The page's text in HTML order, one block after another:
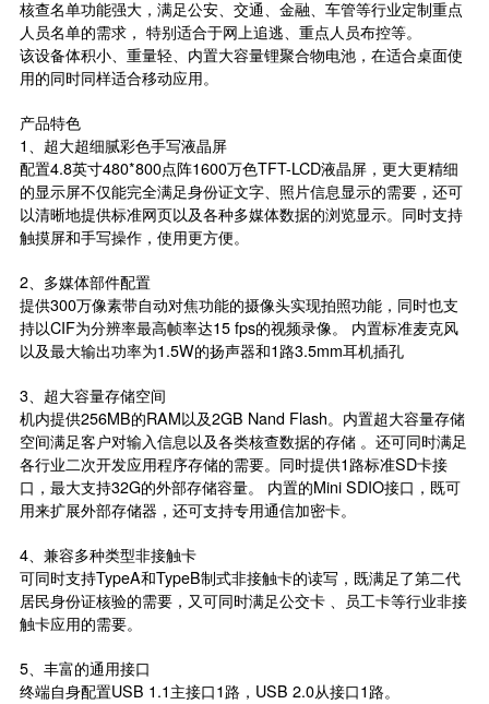
核查名单功能强大，满足公安、交通、金融、车管等行业定制重点
人员名单的需求， 特别适合于网上追逃、重点人员布控等。
该设备体积小、重量轻、内置大容量锂聚合物电池，在适合桌面使
用的同时同样适合移动应用。
产品特色
1、超大超细腻彩色手写液晶屏
配置4.8英寸480*800点阵1600万色TFT-LCD液晶屏，更大更精细
的显示屏不仅能完全满足身份证文字、照片信息显示的需要，还可
以清晰地提供标准网页以及各种多媒体数据的浏览显示。同时支持
触摸屏和手写操作，使用更方便。
2、多媒体部件配置
提供300万像素带自动对焦功能的摄像头实现拍照功能，同时也支
持以CIF为分辨率最高帧率达15 fps的视频录像。 内置标准麦克风
以及最大输出功率为1.5W的扬声器和1路3.5mm耳机插孔
3、超大容量存储空间
机内提供256MB的RAM以及2GB Nand Flash。内置超大容量存储
空间满足客户对输入信息以及各类核查数据的存储 。还可同时满足
各行业二次开发应用程序存储的需要。同时提供1路标准SD卡接
口，最大支持32G的外部存储容量。 内置的Mini SDIO接口，既可
用来扩展外部存储器，还可支持专用通信加密卡。
4、兼容多种类型非接触卡
可同时支持TypeA和TypeB制式非接触卡的读写，既满足了第二代
居民身份证核验的需要，又可同时满足公交卡 、员工卡等行业非接
触卡应用的需要。
5、丰富的通用接口
终端自身配置USB 1.1主接口1路，USB 2.0从接口1路。